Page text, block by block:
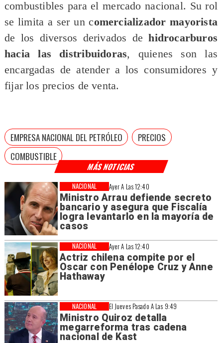
MÁS NOTICIAS
Ayer A Las 12:40
Ministro Arrau defiende secreto
bancario y asegura que Fiscalía
logra levantarlo en la mayoría de
casos
NACIONAL
Ayer A Las 12:40
Actriz chilena compite por el
Oscar con Penélope Cruz y Anne
Hathaway
NACIONAL
El Jueves Pasado A Las 9:49
Ministro Quiroz detalla
megarreforma tras cadena
nacional de Kast
NACIONAL
combustibles para el mercado nacional. Su rol
se limita a ser un comercializador mayorista
de los diversos derivados de hidrocarburos
hacia las distribuidoras, quienes son las
encargadas de atender a los consumidores y
fijar los precios de venta.
EMPRESA NACIONAL DEL PETRÓLEO
PRECIOS
COMBUSTIBLE